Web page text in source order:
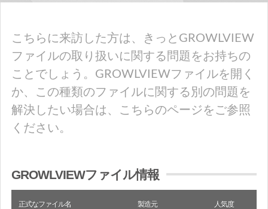
こちらに来訪した方は、きっとGROWLVIEW
ファイルの取り扱いに関する問題をお持ちの
ことでしょう。GROWLVIEWファイルを開く
か、この種類のファイルに関する別の問題を
解決したい場合は、こちらのページをご参照
ください。
GROWLVIEWファイル情報
正式なファイル名 製造元 人気度